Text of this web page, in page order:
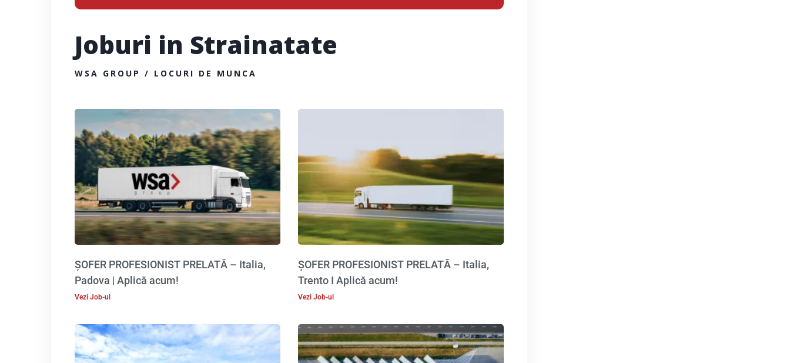
Joburi in Strainatate
WSA GROUP / LOCURI DE MUNCA
ȘOFER PROFESIONIST PRELATĂ – Italia,
Padova | Aplică acum!
Vezi Job-ul
ȘOFER PROFESIONIST PRELATĂ – Italia,
Trento I Aplică acum!
Vezi Job-ul